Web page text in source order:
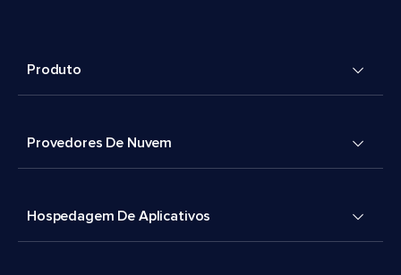
Produto
Provedores De Nuvem
Hospedagem De Aplicativos